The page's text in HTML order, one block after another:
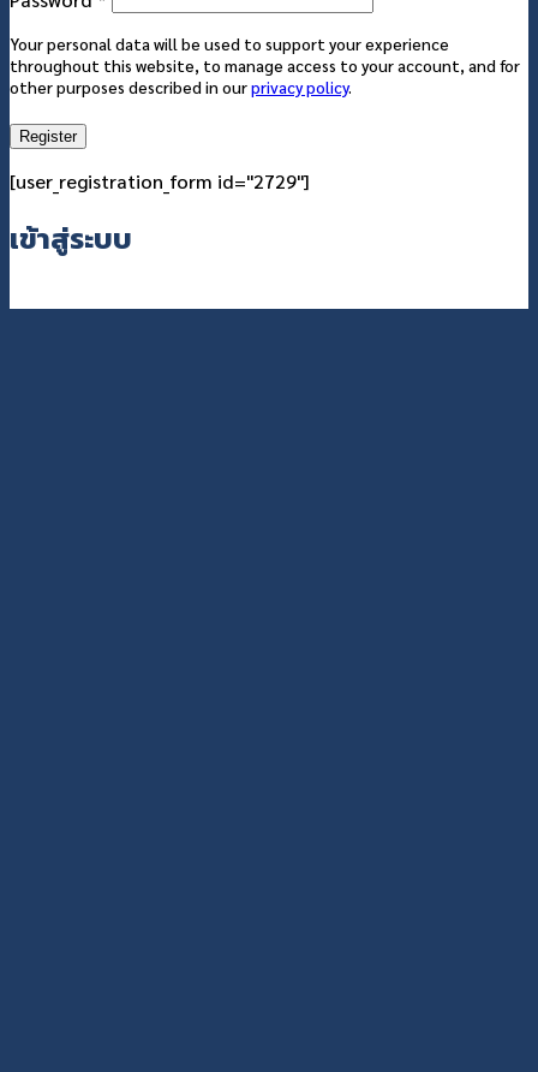
Your personal data will be used to support your experience
throughout this website, to manage access to your account, and for
other purposes described in ourprivacy policy.
Register
[user_registration_form id="2729"]
เข้าสู่ระบบ